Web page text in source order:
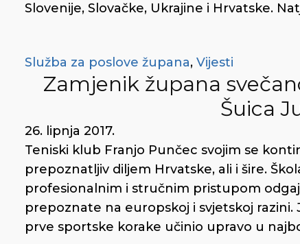
Slovenije, Slovačke, Ukrajine i Hrvatske.
Služba za poslove župana, Vijesti
Zamjenik župana
Šuica
26. lipnja 2017.
Teniski klub Franjo Punčec svojim se
prepoznatljiv diljem Hrvatske, ali i šire.
profesionalnim i stručnim pristupom
prepoznate na europskoj i svjetskoj
prve sportske korake učinio upravo u